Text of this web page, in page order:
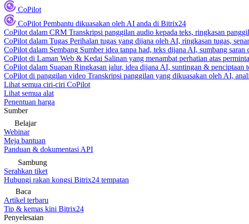
CoPilot
CoPilot Pembantu dikuasakan oleh AI anda di Bitrix24
CoPilot dalam CRM Transkripsi panggilan audio kepada teks, ringkasan
CoPilot dalam Tugas Perihalan tugas yang dijana oleh AI, ringkasan tugas,
CoPilot dalam Sembang Sumber idea tanpa had, teks dijana AI, sumbang saran
CoPilot di Laman Web & Kedai Salinan yang menambat perhatian atas
CoPilot dalam Suapan Ringkasan jalur, idea dijana AI, suntingan & penciptaan
CoPilot di panggilan video Transkripsi panggilan yang dikuasakan oleh AI,
Lihat semua ciri-ciri CoPilot
Lihat semua alat
Penentuan harga
Sumber
Belajar
Webinar
Meja bantuan
Panduan & dokumentasi API
Sambung
Serahkan tiket
Hubungi rakan kongsi Bitrix24 tempatan
Baca
Artikel terbaru
Tip & kemas kini Bitrix24
Penyelesaian